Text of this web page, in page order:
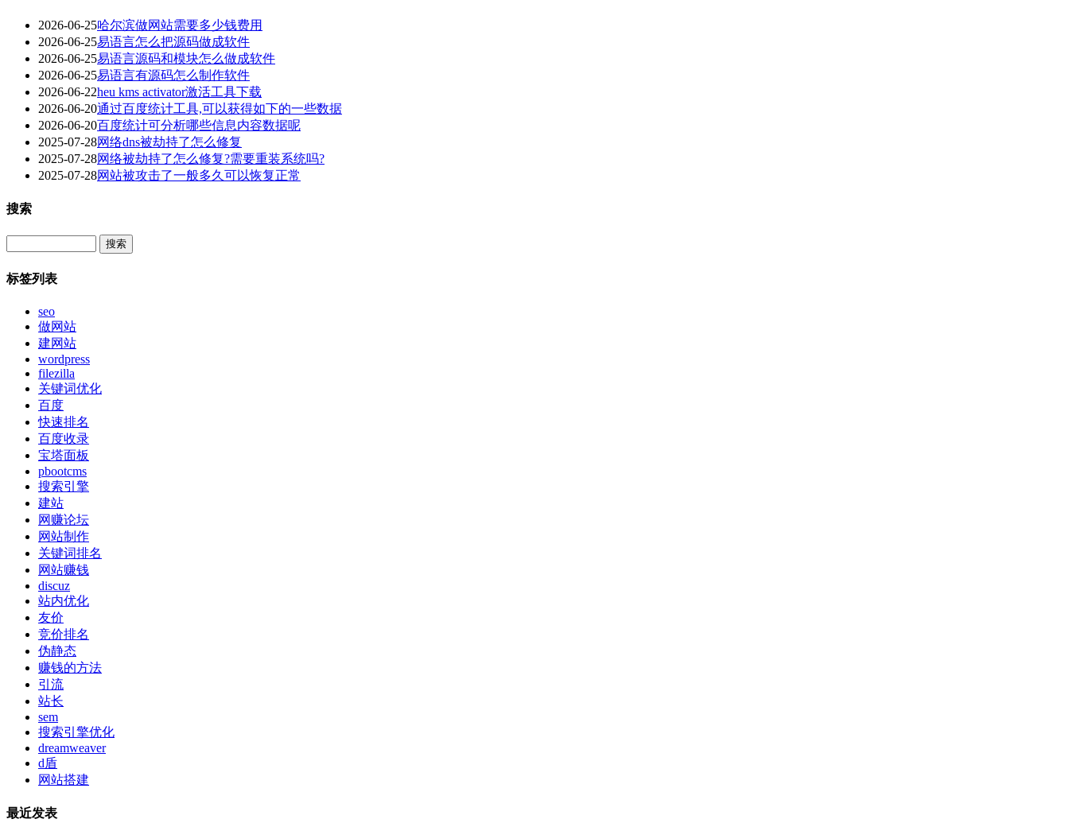
2026-06-25哈尔滨做网站需要多少钱费用
2026-06-25易语言怎么把源码做成软件
2026-06-25易语言源码和模块怎么做成软件
2026-06-25易语言有源码怎么制作软件
2026-06-22heu kms activator激活工具下载
2026-06-20通过百度统计工具,可以获得如下的一些数据
2026-06-20百度统计可分析哪些信息内容数据呢
2025-07-28网络dns被劫持了怎么修复
2025-07-28网络被劫持了怎么修复?需要重装系统吗?
2025-07-28网站被攻击了一般多久可以恢复正常
搜索
标签列表
seo
做网站
建网站
wordpress
filezilla
关键词优化
百度
快速排名
百度收录
宝塔面板
pbootcms
搜索引擎
建站
网赚论坛
网站制作
关键词排名
网站赚钱
discuz
站内优化
友价
竞价排名
伪静态
赚钱的方法
引流
站长
sem
搜索引擎优化
dreamweaver
d盾
网站搭建
最近发表